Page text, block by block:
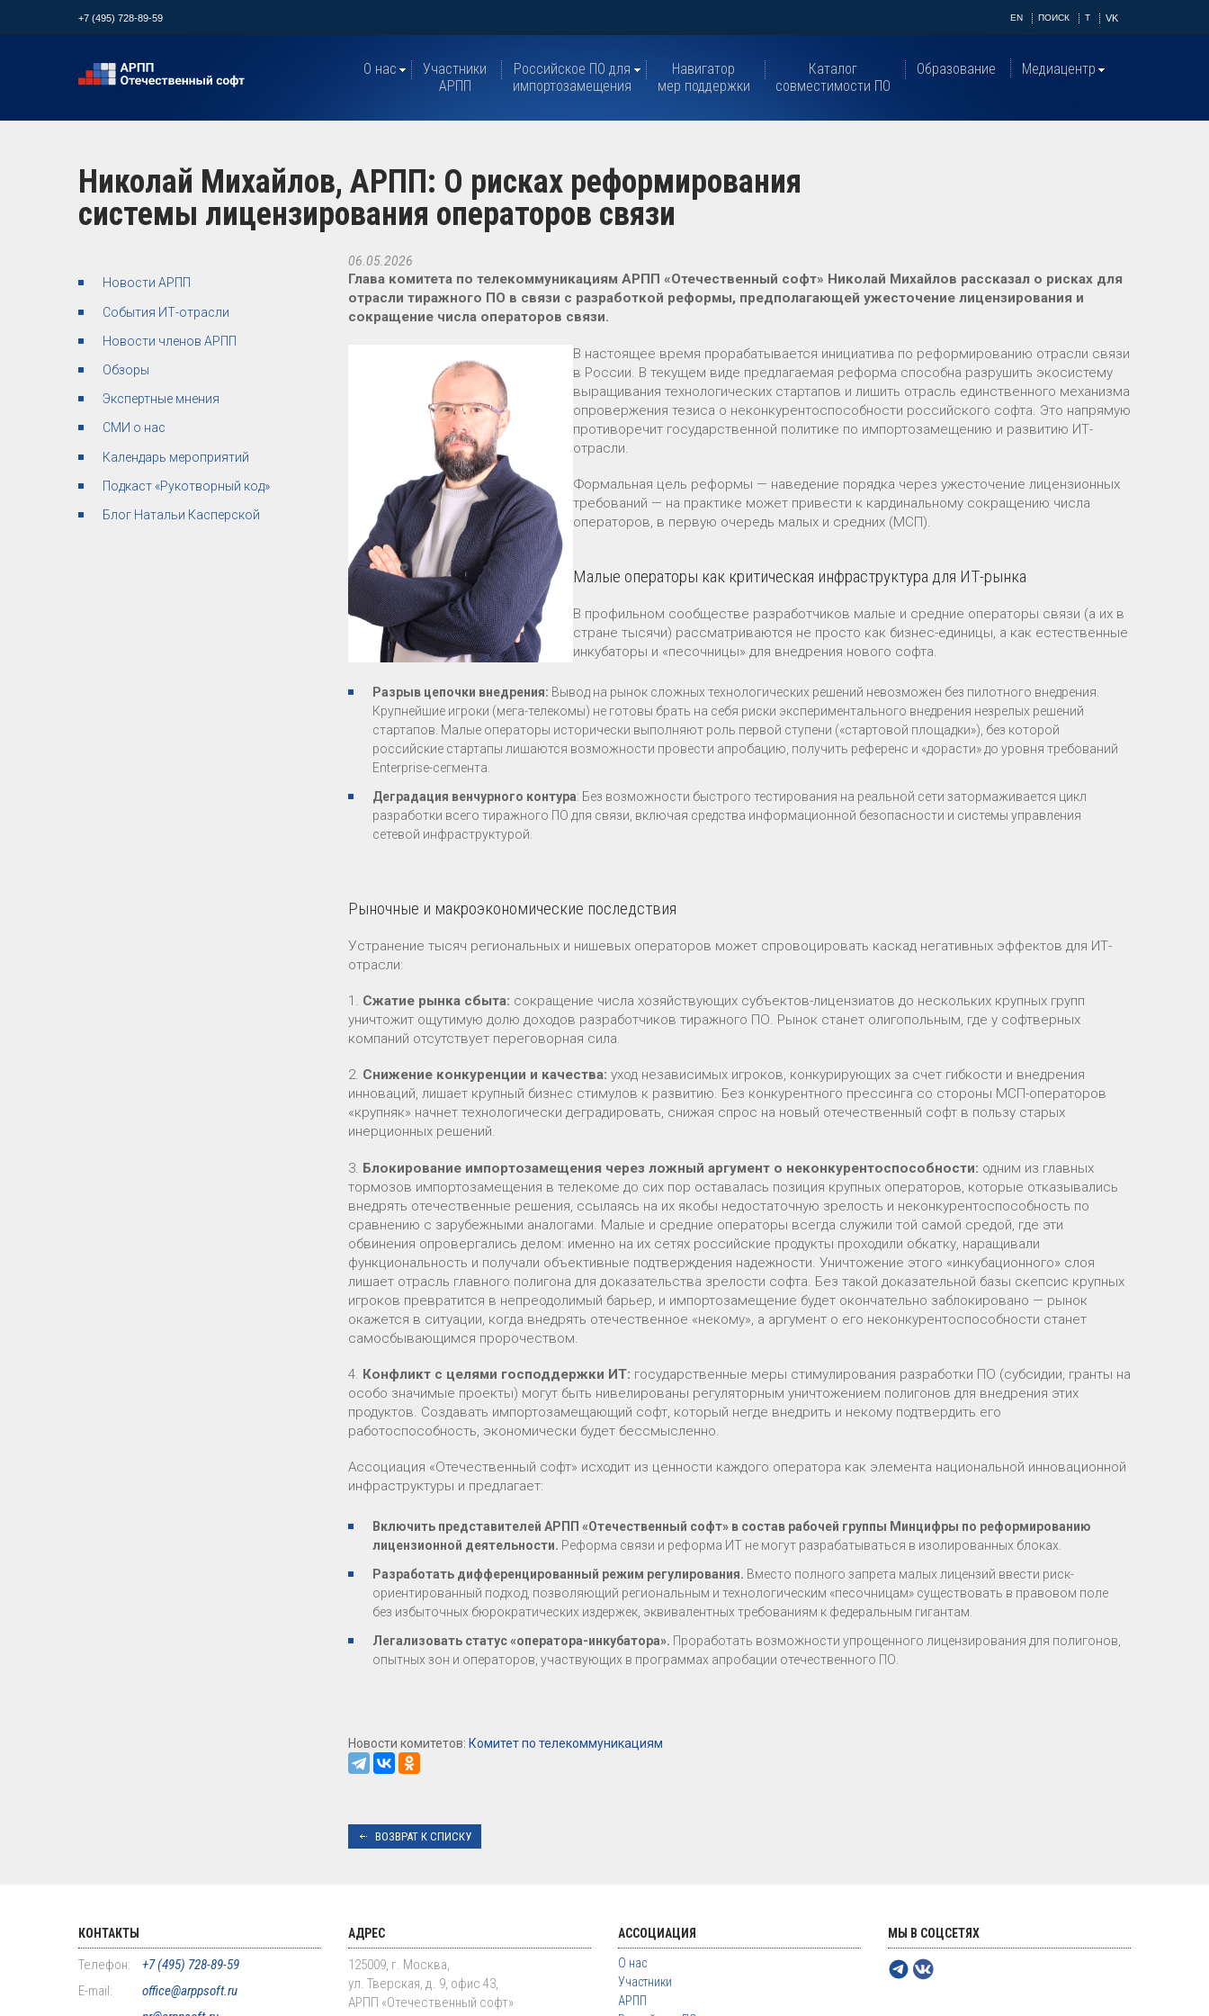
+7 (495) 728-89-59 EN ПОИСК T VK
О нас
Участники
АРПП
Российское ПО для
импортозамещения
Навигатор
мер поддержки
Каталог
совместимости ПО
Образование Медиацентр
Николай Михайлов, АРПП: О рисках реформирования
системы лицензирования операторов связи
Новости АРПП
События ИТ-отрасли
Новости членов АРПП
Обзоры
Экспертные мнения
СМИ о нас
Календарь мероприятий
Подкаст «Рукотворный код»
Блог Натальи Касперской
06.05.2026
Глава комитета по телекоммуникациям АРПП «Отечественный софт» Николай Михайлов рассказал о рисках для
отрасли тиражного ПО в связи с разработкой реформы, предполагающей ужесточение лицензирования и
сокращение числа операторов связи.
В настоящее время прорабатывается инициатива по реформированию отрасли связи
в России. В текущем виде предлагаемая реформа способна разрушить экосистему
выращивания технологических стартапов и лишить отрасль единственного механизма
опровержения тезиса о неконкурентоспособности российского софта. Это напрямую
противоречит государственной политике по импортозамещению и развитию ИТ-
отрасли.
Формальная цель реформы — наведение порядка через ужесточение лицензионных
требований — на практике может привести к кардинальному сокращению числа
операторов, в первую очередь малых и средних (МСП).
Малые операторы как критическая инфраструктура для ИТ-рынка
В профильном сообществе разработчиков малые и средние операторы связи (а их в
стране тысячи) рассматриваются не просто как бизнес-единицы, а как естественные
инкубаторы и «песочницы» для внедрения нового софта.
Разрыв цепочки внедрения: Вывод на рынок сложных технологических решений невозможен без пилотного внедрения.
Крупнейшие игроки (мега-телекомы) не готовы брать на себя риски экспериментального внедрения незрелых решений
стартапов. Малые операторы исторически выполняют роль первой ступени («стартовой площадки»), без которой
российские стартапы лишаются возможности провести апробацию, получить референс и «дорасти» до уровня требований
Enterprise-сегмента.
Деградация венчурного контура: Без возможности быстрого тестирования на реальной сети затормаживается цикл
разработки всего тиражного ПО для связи, включая средства информационной безопасности и системы управления
сетевой инфраструктурой.
Рыночные и макроэкономические последствия
Устранение тысяч региональных и нишевых операторов может спровоцировать каскад негативных эффектов для ИТ-
отрасли:
1. Сжатие рынка сбыта: сокращение числа хозяйствующих субъектов-лицензиатов до нескольких крупных групп
уничтожит ощутимую долю доходов разработчиков тиражного ПО. Рынок станет олигопольным, где у софтверных
компаний отсутствует переговорная сила.
2. Снижение конкуренции и качества: уход независимых игроков, конкурирующих за счет гибкости и внедрения
инноваций, лишает крупный бизнес стимулов к развитию. Без конкурентного прессинга со стороны МСП-операторов
«крупняк» начнет технологически деградировать, снижая спрос на новый отечественный софт в пользу старых
инерционных решений.
3. Блокирование импортозамещения через ложный аргумент о неконкурентоспособности: одним из главных
тормозов импортозамещения в телекоме до сих пор оставалась позиция крупных операторов, которые отказывались
внедрять отечественные решения, ссылаясь на их якобы недостаточную зрелость и неконкурентоспособность по
сравнению с зарубежными аналогами. Малые и средние операторы всегда служили той самой средой, где эти
обвинения опровергались делом: именно на их сетях российские продукты проходили обкатку, наращивали
функциональность и получали объективные подтверждения надежности. Уничтожение этого «инкубационного» слоя
лишает отрасль главного полигона для доказательства зрелости софта. Без такой доказательной базы скепсис крупных
игроков превратится в непреодолимый барьер, и импортозамещение будет окончательно заблокировано — рынок
окажется в ситуации, когда внедрять отечественное «некому», а аргумент о его неконкурентоспособности станет
самосбывающимся пророчеством.
4. Конфликт с целями господдержки ИТ: государственные меры стимулирования разработки ПО (субсидии, гранты на
особо значимые проекты) могут быть нивелированы регуляторным уничтожением полигонов для внедрения этих
продуктов. Создавать импортозамещающий софт, который негде внедрить и некому подтвердить его
работоспособность, экономически будет бессмысленно.
Ассоциация «Отечественный софт» исходит из ценности каждого оператора как элемента национальной инновационной
инфраструктуры и предлагает:
Включить представителей АРПП «Отечественный софт» в состав рабочей группы Минцифры по реформированию
лицензионной деятельности. Реформа связи и реформа ИТ не могут разрабатываться в изолированных блоках.
Разработать дифференцированный режим регулирования. Вместо полного запрета малых лицензий ввести риск-
ориентированный подход, позволяющий региональным и технологическим «песочницам» существовать в правовом поле
без избыточных бюрократических издержек, эквивалентных требованиям к федеральным гигантам.
Легализовать статус «оператора-инкубатора». Проработать возможности упрощенного лицензирования для полигонов,
опытных зон и операторов, участвующих в программах апробации отечественного ПО.
Новости комитетов: Комитет по телекоммуникациям
ВОЗВРАТ К СПИСКУ
КОНТАКТЫ
Телефон:
+7 (495) 728-89-59
E-mail:
office@arppsoft.ru
АДРЕС
125009, г. Москва,
ул. Тверская, д. 9, офис 43,
АРПП «Отечественный софт»
АССОЦИАЦИЯ
О нас
Участники
АРПП
МЫ В СОЦСЕТЯХ